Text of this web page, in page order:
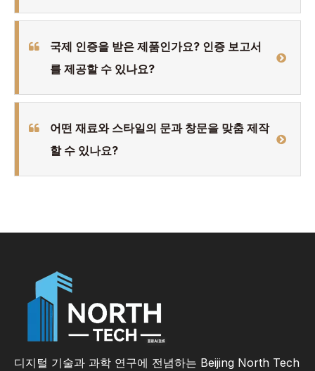
국제 인증을 받은 제품인가요? 인증 보고서
를 제공할 수 있나요?
어떤 재료와 스타일의 문과 창문을 맞춤 제작
할 수 있나요?
디지털 기술과 과학 연구에 전념하는 Beijing North Tech